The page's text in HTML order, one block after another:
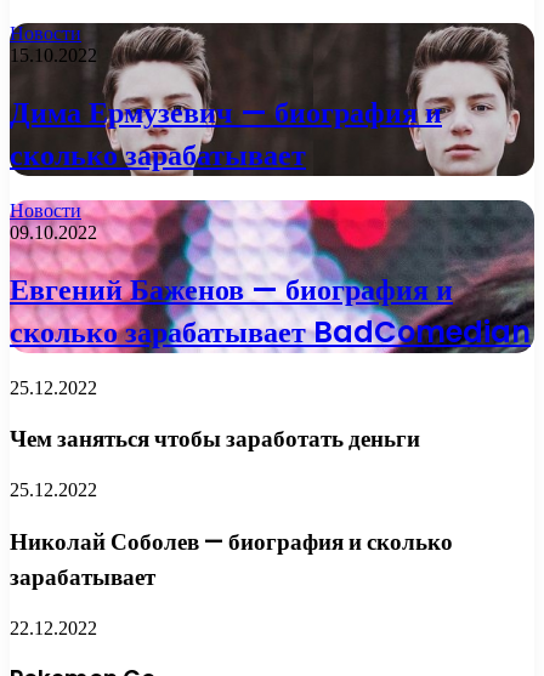
Новости
15.10.2022
Дима Ермузевич — биография и
сколько зарабатывает
Новости
09.10.2022
Евгений Баженов — биография и
сколько зарабатывает BadComedian
25.12.2022
Чем заняться чтобы заработать деньги
25.12.2022
Николай Соболев — биография и сколько
зарабатывает
22.12.2022